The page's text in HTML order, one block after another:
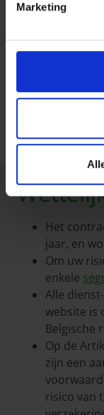
Marketing
Het
jaar, en
Om uw
enkele
Alle
website is
Belgische
Op de
zijn een
risico van